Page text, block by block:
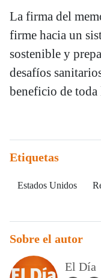
La firma del
firme hacia un
sostenible y
desafíos
beneficio de
Etiquetas
Estados Unidos
Sobre el autor
El Día